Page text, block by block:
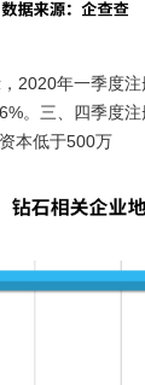
2020年一季度
。三、四季度
本低于500万